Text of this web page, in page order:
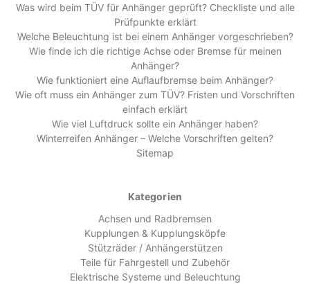
Was wird beim TÜV für Anhänger geprüft? Checkliste und alle
Prüfpunkte erklärt
Welche Beleuchtung ist bei einem Anhänger vorgeschrieben?
Wie finde ich die richtige Achse oder Bremse für meinen
Anhänger?
Wie funktioniert eine Auflaufbremse beim Anhänger?
Wie oft muss ein Anhänger zum TÜV? Fristen und Vorschriften
einfach erklärt
Wie viel Luftdruck sollte ein Anhänger haben?
Winterreifen Anhänger – Welche Vorschriften gelten?
Sitemap
Kategorien
Achsen und Radbremsen
Kupplungen & Kupplungsköpfe
Stützräder / Anhängerstützen
Teile für Fahrgestell und Zubehör
Elektrische Systeme und Beleuchtung